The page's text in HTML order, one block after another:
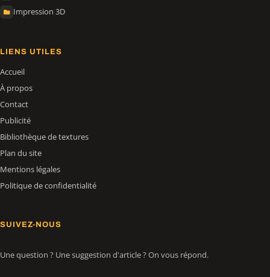
Impression 3D
LIENS UTILES
Accueil
À propos
Contact
Publicité
Bibliothèque de textures
Plan du site
Mentions légales
Politique de confidentialité
SUIVEZ-NOUS
Une question ? Une suggestion d'article ? On vous répond.